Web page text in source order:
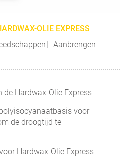
OLIE EXPRESS
Aanbrengen
Hardwax-Olie Express
voor
de droogtijd te
Hardwax-Olie Express